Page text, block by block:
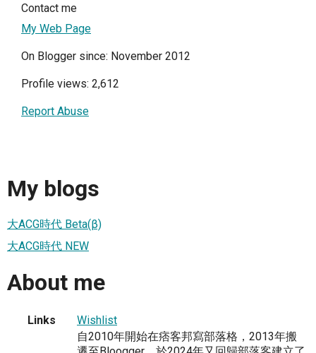
Contact me
My Web Page
On Blogger since: November 2012
Profile views: 2,612
Report Abuse
My blogs
大ACG時代 Beta(β)
大ACG時代 NEW
About me
Links
Wishlist
自2010年開始在痞客邦寫部落格，2013年搬